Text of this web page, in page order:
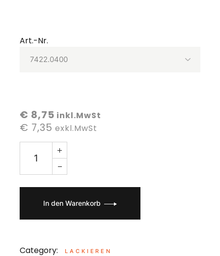
Art.-Nr.
€ 8,75 inkl.MwSt
€ 7,35 exkl.MwSt
In den Warenkorb
Category: LACKIEREN